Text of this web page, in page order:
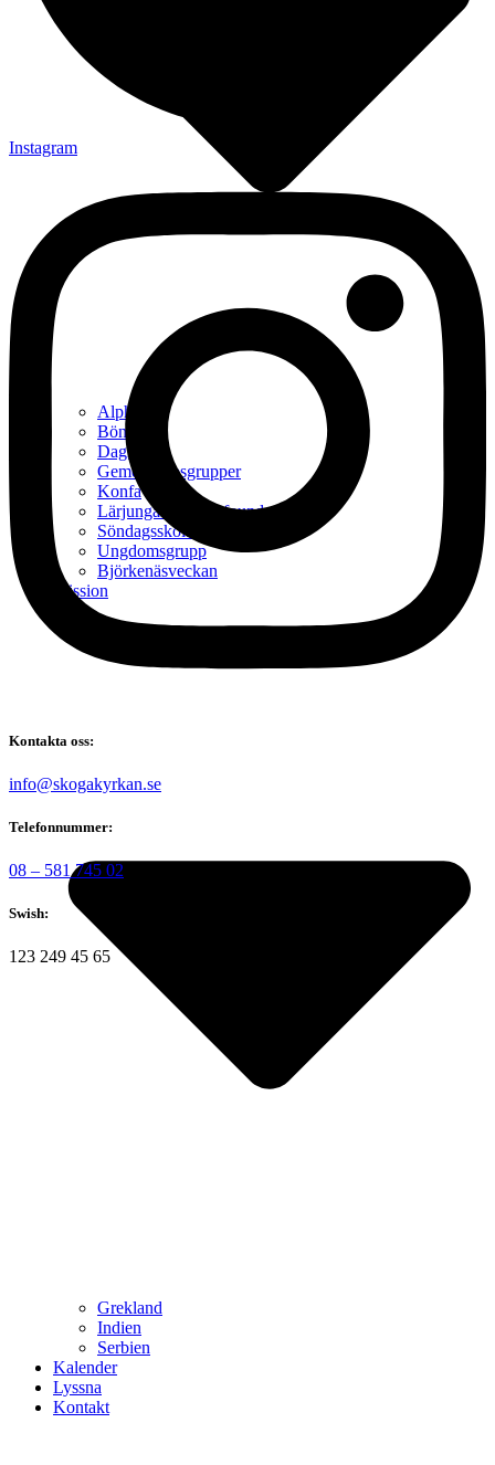
Alpha
Bön
Daglediga
Gemenskapsgrupper
Konfa
Lärjungaskolan – foundation
Söndagsskolan
Ungdomsgrupp
Björkenäsveckan
Mission
Grekland
Indien
Serbien
Kalender
Lyssna
Kontakt
Instagram
Kontakta oss:
es.nakrykagoks
@ofni
Telefonnummer:
08 – 581 745 02
Swish:
123 249 45 65